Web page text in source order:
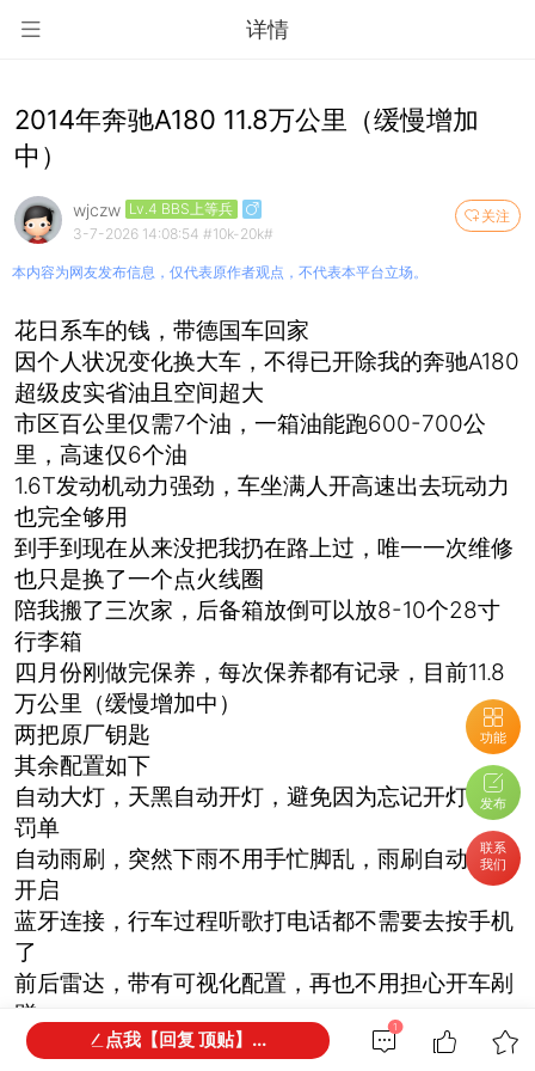
详情
功能
发布
联系
我们
2014年奔驰A180 11.8万公里（缓慢增加
中）
关注
wjczw Lv.4 BBS上等兵
3-7-2026 14:08:54 #10k-20k#
本内容为网友发布信息，仅代表原作者观点，不代表本平台立场。
花日系车的钱，带德国车回家
因个人状况变化换大车，不得已开除我的奔驰A180
超级皮实省油且空间超大
市区百公里仅需7个油，一箱油能跑600-700公
里，高速仅6个油
1.6T发动机动力强劲，车坐满人开高速出去玩动力
也完全够用
到手到现在从来没把我扔在路上过，唯一一次维修
也只是换了一个点火线圈
陪我搬了三次家，后备箱放倒可以放8-10个28寸
行李箱
四月份刚做完保养，每次保养都有记录，目前11.8
万公里（缓慢增加中）
两把原厂钥匙
其余配置如下
自动大灯，天黑自动开灯，避免因为忘记开灯被开
罚单
自动雨刷，突然下雨不用手忙脚乱，雨刷自动帮你
开启
蓝牙连接，行车过程听歌打电话都不需要去按手机
了
前后雷达，带有可视化配置，再也不用担心开车剐
蹭
碰撞预警，开车走神也不担心，距离过近直接报警
1
点我【回复 顶贴】...